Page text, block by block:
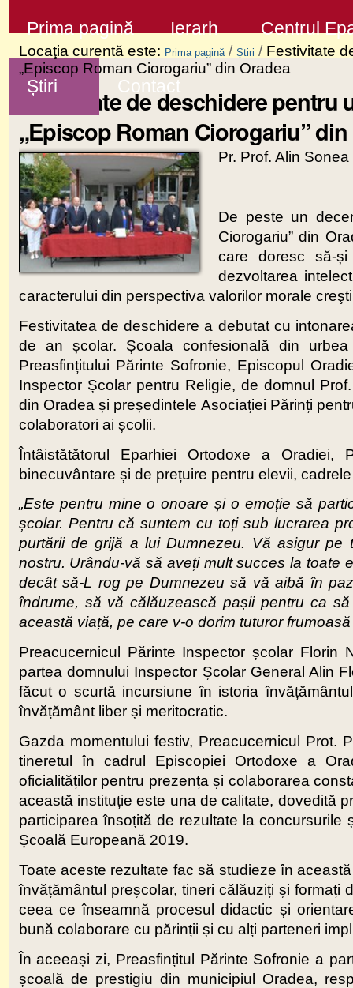
la
conţinut
Sari
la
navigare
Prima pagină Ierarh Centrul
Știri Contact
Locaţia curentă este: Prima pagină / Știri / Festivitate
„Episcop Roman Ciorogariu” din Oradea
Festivitate de deschidere
„Episcop Roman Ciorogariu” din
Pr. Prof. Alin Sonea
De peste un
Ciorogariu” din
care doresc să-
dezvoltarea
caracterului din perspectiva valorilor morale
Festivitatea de deschidere a debutat cu
de an școlar. Școala confesională din
Preasfințitului Părinte Sofronie, Episcopul
Inspector Școlar pentru Religie, de domnul
din Oradea și președintele Asociației Părinți
colaboratori ai școlii.
Întâistătătorul Eparhiei Ortodoxe a
binecuvântare și de prețuire pentru elevii,
„Este pentru mine o onoare și o emoție să
școlar. Pentru că suntem cu toți sub lucrarea
purtării de grijă a lui Dumnezeu. Vă asigur
nostru. Urându-vă să aveți mult succes la toate
decât să-L rog pe Dumnezeu să vă aibă în
îndrume, să vă călăuzească pașii pentru ca
această viață, pe care v-o dorim tuturor
Preacucernicul Părinte Inspector școlar
partea domnului Inspector Școlar General Alin
făcut o scurtă incursiune în istoria
învățământ liber și meritocratic.
Gazda momentului festiv, Preacucernicul Prot.
tineretul în cadrul Episcopiei Ortodoxe a
oficialităților pentru prezența și colaborarea
această instituție este una de calitate, dovedită
participarea însoțită de rezultate la
Școală Europeană 2019.
Toate aceste rezultate fac să studieze în
învățământul preșcolar, tineri călăuziți și formați
ceea ce înseamnă procesul didactic și
bună colaborare cu părinții și cu alți parteneri
În aceeași zi, Preasfințitul Părinte Sofronie a
școală de prestigiu din municipiul Oradea,